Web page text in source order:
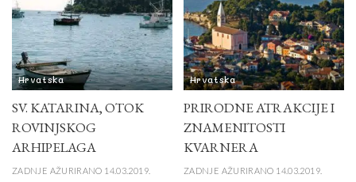
Hrvatska
SV. KATARINA, OTOK
ROVINJSKOG
ARHIPELAGA
ZADNJE AŽURIRANO 14.03.2019.
Hrvatska
PRIRODNE ATRAKCIJE I
ZNAMENITOSTI
KVARNERA
ZADNJE AŽURIRANO 14.03.2019.